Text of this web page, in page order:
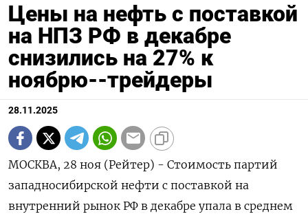
Цены на нефть с поставкой
на НПЗ РФ в декабре
снизились на 27% к
ноябрю--трейдеры
28.11.2025
МОСКВА, 28 ноя (Рейтер) - Стоимость партий
западносибирской нефти с поставкой на
внутренний рынок РФ в декабре упала в среднем